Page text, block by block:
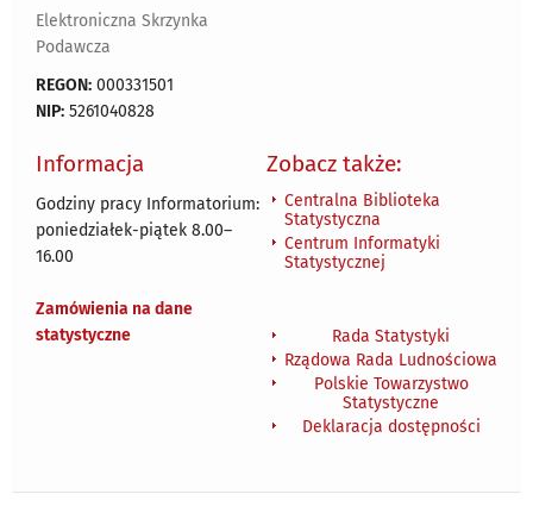
Elektroniczna Skrzynka
Podawcza
REGON: 000331501
NIP: 5261040828
Informacja
Godziny pracy Informatorium:
poniedziałek-piątek 8.00–
16.00
Zamówienia na dane
statystyczne
Zobacz także:
Centralna Biblioteka
Statystyczna
Centrum Informatyki
Statystycznej
Rada Statystyki
Rządowa Rada Ludnościowa
Polskie Towarzystwo
Statystyczne
Deklaracja dostępności